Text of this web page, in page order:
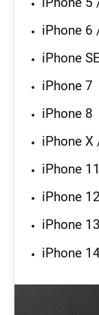
iPhone 6
iPhone
iPhone 7
iPhone 8
iPhone
iPhone
iPhone
iPhone
iPhone